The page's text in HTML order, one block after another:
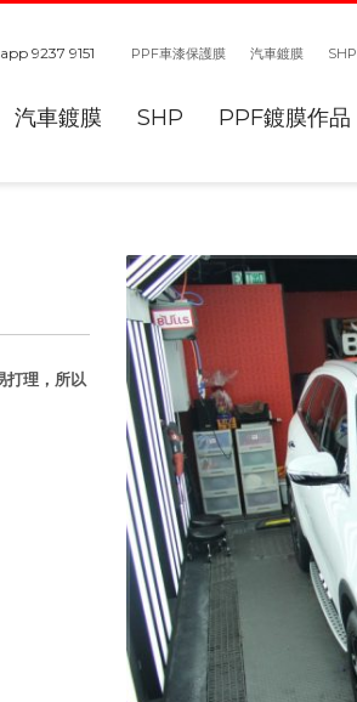
9237 9151 PPF車漆保護膜 汽車鍍膜 SHP
汽車鍍膜 SHP PPF鍍膜作品
打理，所以